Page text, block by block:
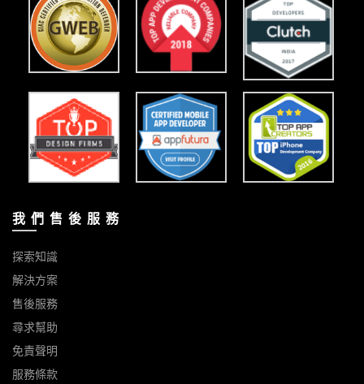
我 們 售 後 服 務
探索知識
解決方案
售後服務
尋求幫助
免責聲明
服務條款